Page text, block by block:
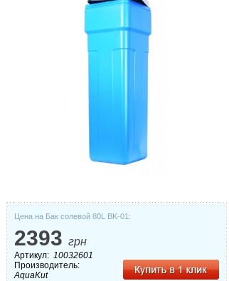
Цена на Бак солевой 80L BK-01:
2393 грн
Артикул: 10032601
Производитель:
AquaKut